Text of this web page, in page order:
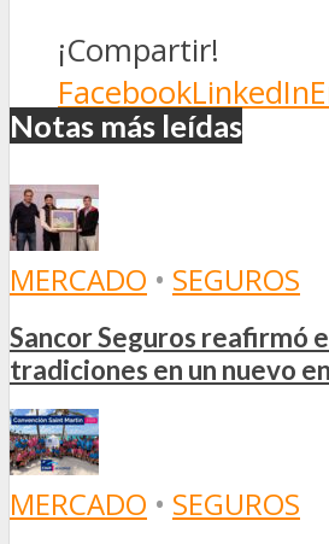
¡Compartir!
FacebookLinkedIn
Notas más leídas
MERCADO • SEGUROS
Sancor Seguros reafirmó
tradiciones en un nuevo
MERCADO • SEGUROS